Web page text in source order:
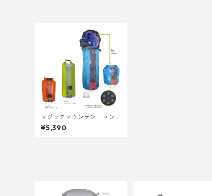
マジックマウンテン コン
プレスドライバッグ 20L
¥5,390